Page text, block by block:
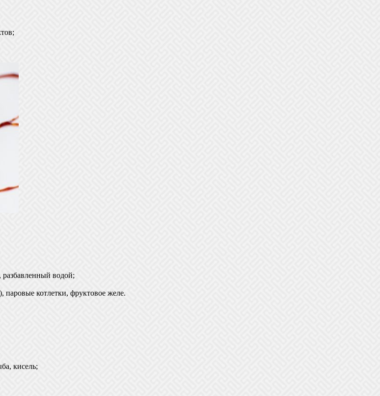
разбавленный водой;
котлетки, фруктовое желе.
кисель;